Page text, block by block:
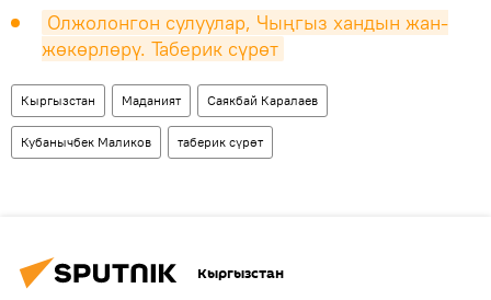
Олжолонгон сулуулар, Чыңгыз хандын жан-
жөкөрлөрү. Таберик сүрөт
Кыргызстан Маданият Саякбай Каралаев
Кубанычбек Маликов таберик сүрөт
Кыргызстан